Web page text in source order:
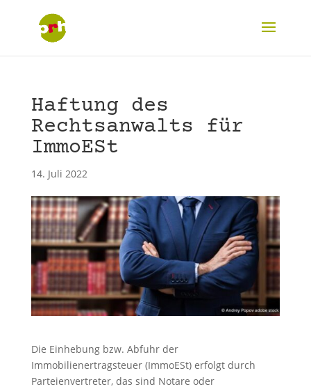
Haftung des
Rechtsanwalts für
ImmoESt
14. Juli 2022
Die Einhebung bzw. Abfuhr der
Immobilienertragsteuer (ImmoESt) erfolgt durch
Parteienvertreter, das sind Notare oder